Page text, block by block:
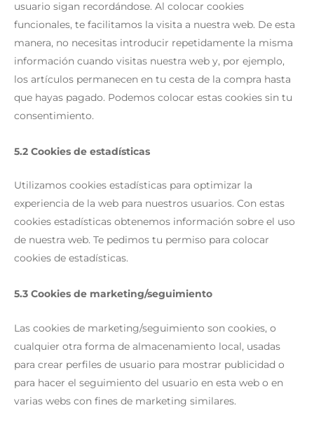
usuario sigan recordándose. Al colocar cookies
funcionales, te facilitamos la visita a nuestra web. De esta
manera, no necesitas introducir repetidamente la misma
información cuando visitas nuestra web y, por ejemplo,
los artículos permanecen en tu cesta de la compra hasta
que hayas pagado. Podemos colocar estas cookies sin tu
consentimiento.
5.2 Cookies de estadísticas
Utilizamos cookies estadísticas para optimizar la
experiencia de la web para nuestros usuarios. Con estas
cookies estadísticas obtenemos información sobre el uso
de nuestra web. Te pedimos tu permiso para colocar
cookies de estadísticas.
5.3 Cookies de marketing/seguimiento
Las cookies de marketing/seguimiento son cookies, o
cualquier otra forma de almacenamiento local, usadas
para crear perfiles de usuario para mostrar publicidad o
para hacer el seguimiento del usuario en esta web o en
varias webs con fines de marketing similares.